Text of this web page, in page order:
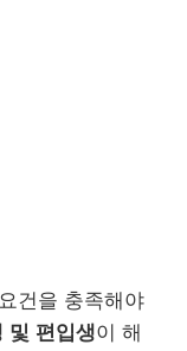
건을 충족해야
및 편입생이 해